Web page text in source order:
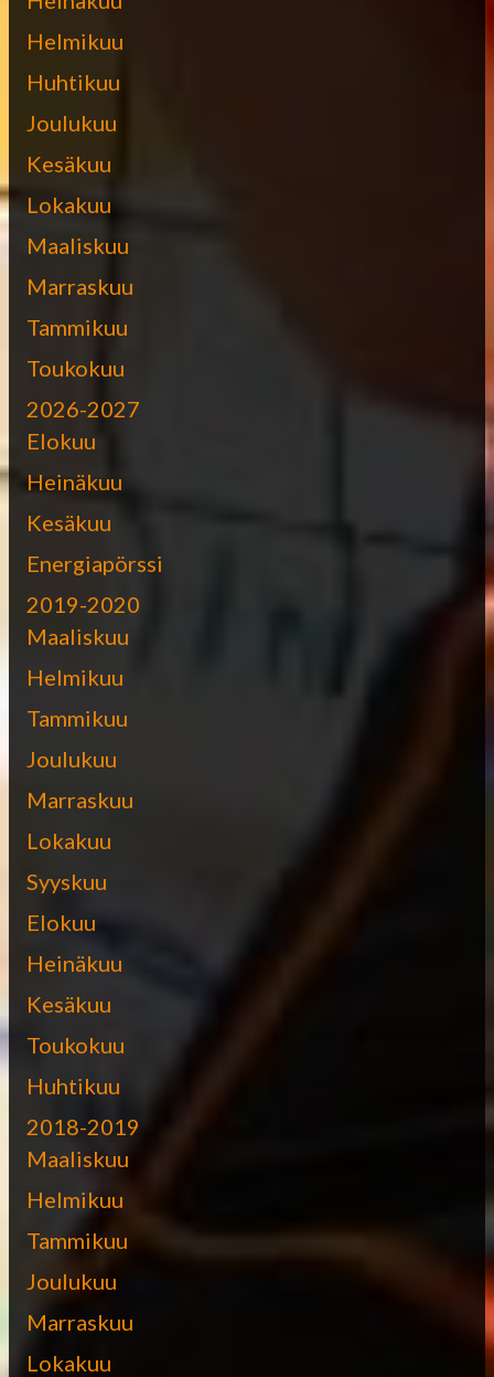
Helmikuu
Huhtikuu
Joulukuu
Kesäkuu
Lokakuu
Maaliskuu
Marraskuu
Tammikuu
Toukokuu
2026-2027
Elokuu
Heinäkuu
Kesäkuu
Energiapörssi
2019-2020
Maaliskuu
Helmikuu
Tammikuu
Joulukuu
Marraskuu
Lokakuu
Syyskuu
Elokuu
Heinäkuu
Kesäkuu
Toukokuu
Huhtikuu
2018-2019
Maaliskuu
Helmikuu
Tammikuu
Joulukuu
Marraskuu
Lokakuu